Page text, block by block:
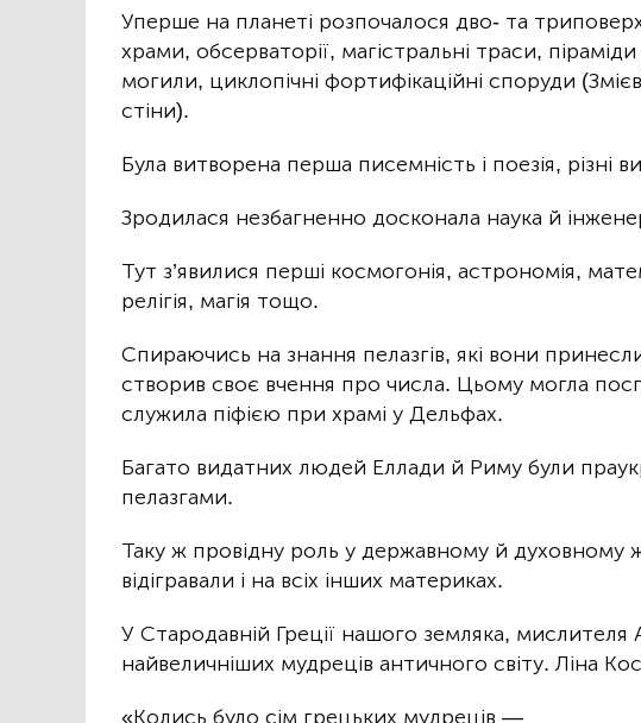
Уперше на планеті розпочалося дво- та
храми, обсерваторії, магістральні траси,
могили, циклопічні фортифікаційні споруди
стіни).
Була витворена перша писемність і поезія, різні
Зродилася незбагненно досконала наука й
Тут з’явилися перші космогонія, астрономія,
релігія, магія тощо.
Спираючись на знання пелазгів, які вони
створив своє вчення про числа. Цьому могла
служила піфією при храмі у Дельфах.
Багато видатних людей Еллади й Риму були
пелазгами.
Таку ж провідну роль у державному й духовному
відігравали і на всіх інших материках.
У Стародавній Греції нашого земляка,
найвеличніших мудреців античного світу. Ліна
«Колись було сім грецьких мудреців —